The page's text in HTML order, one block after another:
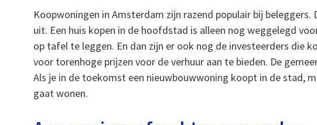
Koopwoningen in Amsterdam zijn razend populair bij beleggers.
uit. Een huis kopen in de hoofdstad is alleen nog weggelegd
op tafel te leggen. En dan zijn er ook nog de investeerders die
voor torenhoge prijzen voor de verhuur aan te bieden. De
Als je in de toekomst een nieuwbouwwoning koopt in de stad,
gaat wonen.